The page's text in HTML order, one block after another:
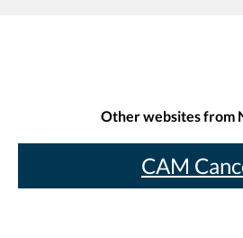
Other websites from
CAM